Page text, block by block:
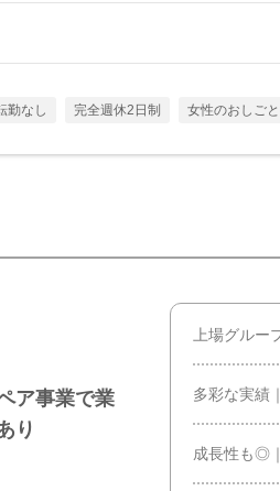
勤なし 完全週休2日制 女性のおしご
ア事業で業
り
上場グルー
多彩な実績
成長性も◎